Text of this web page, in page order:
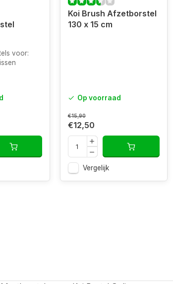
voor:
Koi Brush Afzetborstel
130 x 15 cm
Op voorraad
€15,90
€12,50
Vergelijk